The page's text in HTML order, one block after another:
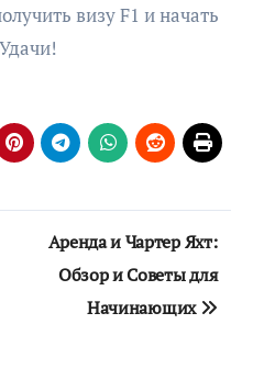
визу F1 и начать
Аренда и Чартер Яхт:
Обзор и Советы для
Начинающих